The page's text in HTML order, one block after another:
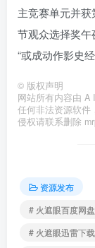
主竞赛单元并
节观众选择奖
“或成动作影史经
© 版权声明
网站所有内容由 A
任何非法资源软件
侵权请联系删除
资源发布
# 火遮眼百度网
# 火遮眼迅雷下